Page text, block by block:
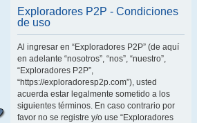
Exploradores P2P - Condiciones
de uso
Al ingresar en “Exploradores P2P” (de aquí
en adelante “nosotros”, “nos”, “nuestro”,
“Exploradores P2P”,
“https://exploradoresp2p.com”), usted
acuerda estar legalmente sometido a los
siguientes términos. En caso contrario por
favor no se registre y/o use “Exploradores